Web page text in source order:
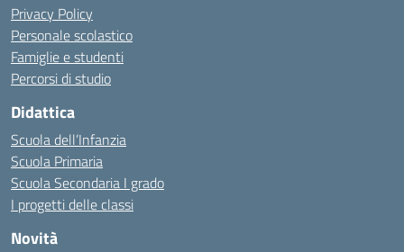
Privacy Policy
Personale scolastico
Famiglie e studenti
Percorsi di studio
Didattica
Scuola dell’Infanzia
Scuola Primaria
Scuola Secondaria I grado
I progetti delle classi
Novità